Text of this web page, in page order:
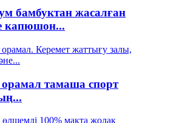
бамбуктан жасалған
капюшон...
тамаша спорт